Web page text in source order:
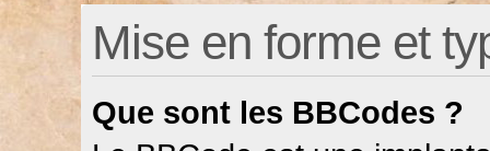
Mise en forme et
Que sont les BBCodes ?